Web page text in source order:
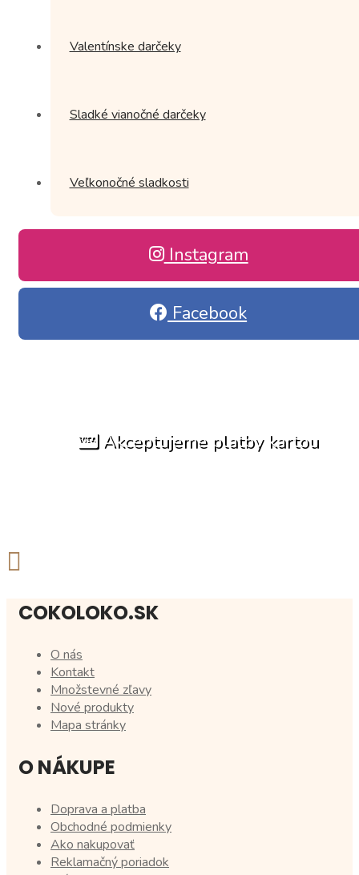
Valentínske darčeky
Sladké vianočné darčeky
Veľkonočné sladkosti
Instagram
Facebook
Akceptujeme platby kartou
COKOLOKO.SK
O nás
Kontakt
Množstevné zľavy
Nové produkty
Mapa stránky
O NÁKUPE
Doprava a platba
Obchodné podmienky
Ako nakupovať
Reklamačný poriadok